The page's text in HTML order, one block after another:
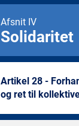
Afsnit IV
Solidaritet
Artikel 28 -
og ret til